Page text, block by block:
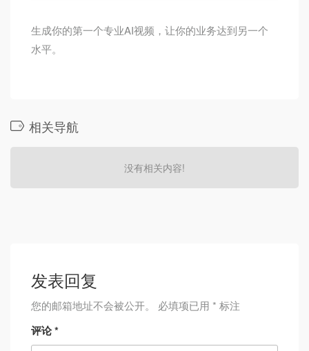
生成你的第一个专业AI视频，让你的业务达到另一个
水平。
相关导航
没有相关内容!
发表回复
您的邮箱地址不会被公开。 必填项已用 * 标注
评论*